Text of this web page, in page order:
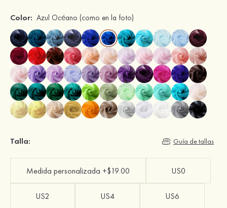
Color: Azul Océano (como en la foto)
Talla: Guía de tallas
Medida personalizada +$19.00 US0
US2 US4 US6